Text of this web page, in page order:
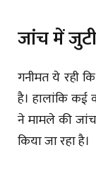
जांच में
गनीमत ये रही
है। हालांकि कई
ने मामले की
किया जा रहा है।